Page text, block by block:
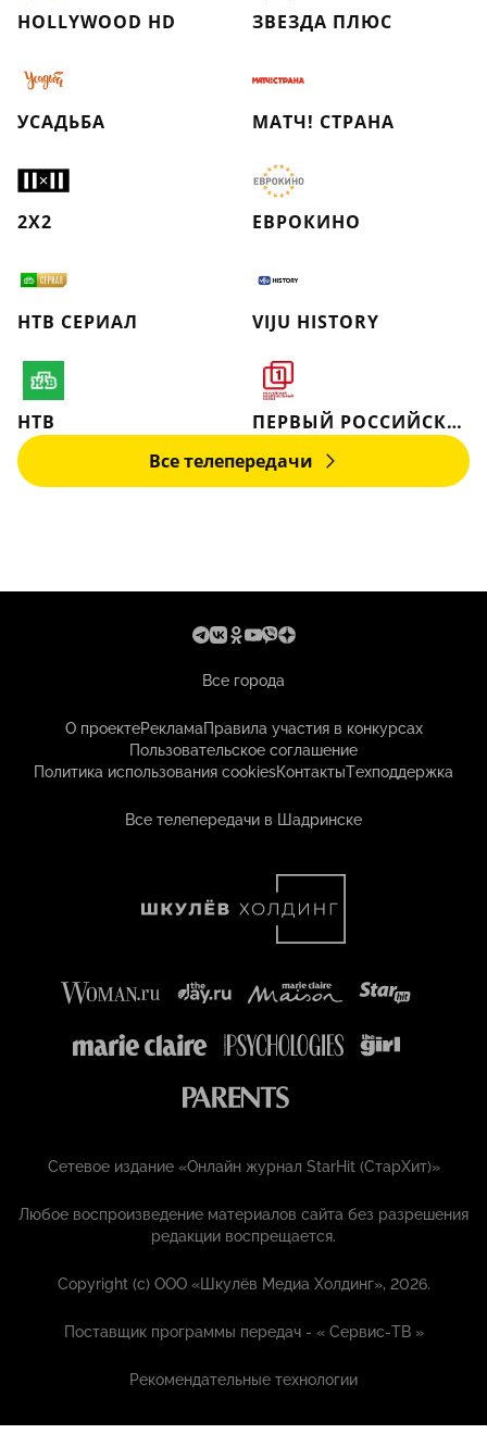
HOLLYWOOD HD ЗВЕЗДА ПЛЮС
УСАДЬБА МАТЧ! СТРАНА
2X2 ЕВРОКИНО
НТВ СЕРИАЛ VIJU HISTORY
НТВ
ПЕРВЫЙ РОССИЙСКИЙ НАЦИОНАЛЬНЫЙ КАНАЛ
Все телепередачи
Все города
О проектеРекламаПравила участия в конкурсах
Пользовательское соглашение
Политика использования cookiesКонтактыТехподдержка
Все телепередачи в Шадринске
Сетевое издание «Онлайн журнал StarHit (СтарХит)»
Любое воспроизведение материалов сайта без разрешения
редакции воспрещается.
Copyright (с) ООО «Шкулёв Медиа Холдинг», 2026.
Поставщик программы передач - «Сервис-ТВ »
Рекомендательные технологии